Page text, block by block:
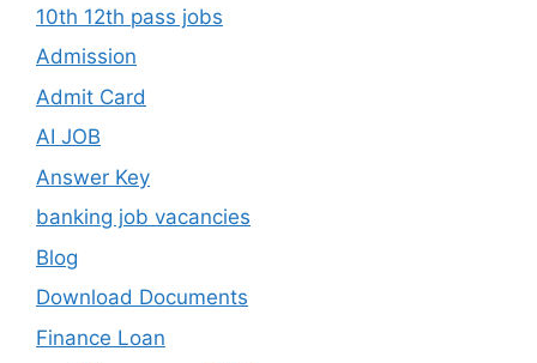
10th 12th pass jobs
Admission
Admit Card
AI JOB
Answer Key
banking job vacancies
Blog
Download Documents
Finance Loan